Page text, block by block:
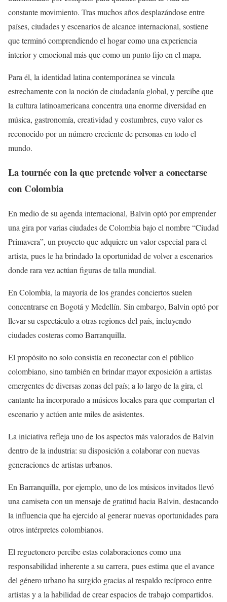
constante movimiento. Tras muchos años desplazándose entre
países, ciudades y escenarios de alcance internacional, sostiene
que terminó comprendiendo el hogar como una experiencia
interior y emocional más que como un punto fijo en el mapa.
Para él, la identidad latina contemporánea se vincula
estrechamente con la noción de ciudadanía global, y percibe que
la cultura latinoamericana concentra una enorme diversidad en
música, gastronomía, creatividad y costumbres, cuyo valor es
reconocido por un número creciente de personas en todo el
mundo.
La tournée con la que pretende volver a conectarse
con Colombia
En medio de su agenda internacional, Balvin optó por emprender
una gira por varias ciudades de Colombia bajo el nombre “Ciudad
Primavera”, un proyecto que adquiere un valor especial para el
artista, pues le ha brindado la oportunidad de volver a escenarios
donde rara vez actúan figuras de talla mundial.
En Colombia, la mayoría de los grandes conciertos suelen
concentrarse en Bogotá y Medellín. Sin embargo, Balvin optó por
llevar su espectáculo a otras regiones del país, incluyendo
ciudades costeras como Barranquilla.
El propósito no solo consistía en reconectar con el público
colombiano, sino también en brindar mayor exposición a artistas
emergentes de diversas zonas del país; a lo largo de la gira, el
cantante ha incorporado a músicos locales para que compartan el
escenario y actúen ante miles de asistentes.
La iniciativa refleja uno de los aspectos más valorados de Balvin
dentro de la industria: su disposición a colaborar con nuevas
generaciones de artistas urbanos.
En Barranquilla, por ejemplo, uno de los músicos invitados llevó
una camiseta con un mensaje de gratitud hacia Balvin, destacando
la influencia que ha ejercido al generar nuevas oportunidades para
otros intérpretes colombianos.
El reguetonero percibe estas colaboraciones como una
responsabilidad inherente a su carrera, pues estima que el avance
del género urbano ha surgido gracias al respaldo recíproco entre
artistas y a la habilidad de crear espacios de trabajo compartidos.